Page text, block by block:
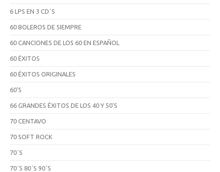
6 LPS EN 3 CD´S
60 BOLEROS DE SIEMPRE
60 CANCIONES DE LOS 60 EN ESPAÑOL
60 ÉXITOS
60 ÉXITOS ORIGINALES
60'S
66 GRANDES ÉXITOS DE LOS 40 Y 50'S
70 CENTAVO
70 SOFT ROCK
70´S
70´S 80´S 90´S